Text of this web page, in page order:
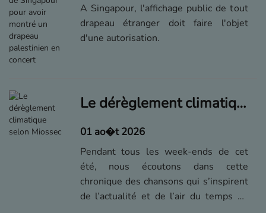
A Singapour, l'affichage public de tout
drapeau étranger doit faire l'objet
d'une autorisation.
Le dérèglement climatique selon Miossec
01 ao�t 2026
Pendant tous les week-ends de cet
été, nous écoutons dans cette
chronique des chansons qui s’inspirent
de l’actualité et de l’air du temps de